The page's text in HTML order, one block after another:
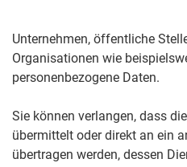
Unternehmen, öffentliche
Organisationen wie
personenbezogene Daten.
Sie können verlangen, dass
übermittelt oder direkt an ein
übertragen werden, dessen